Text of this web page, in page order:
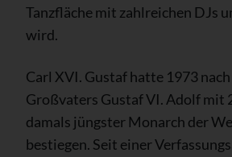
Tanzfläche mit zahlreichen DJs
wird.
Carl XVI. Gustaf hatte 1973 nach
Großvaters Gustaf VI. Adolf mit
damals jüngster Monarch der
bestiegen. Seit einer